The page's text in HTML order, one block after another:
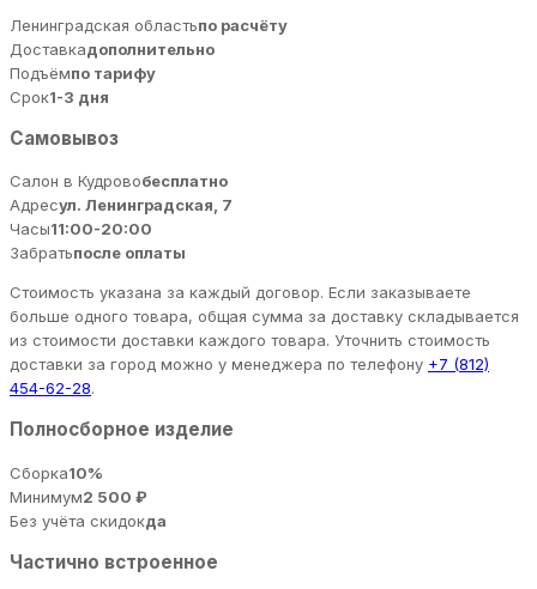
Ленинградская областьпо расчёту
Доставкадополнительно
Подъёмпо тарифу
Срок1-3 дня
Самовывоз
Салон в Кудровобесплатно
Адресул. Ленинградская, 7
Часы11:00-20:00
Забратьпосле оплаты
Стоимость указана за каждый договор. Если заказываете
больше одного товара, общая сумма за доставку складывается
из стоимости доставки каждого товара. Уточнить стоимость
доставки за город можно у менеджера по телефону +7 (812)
454-62-28.
Полносборное изделие
Сборка10%
Минимум2 500 ₽
Без учёта скидокда
Частично встроенное